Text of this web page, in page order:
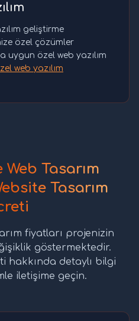
geliştirme
özel çözümler
uygun özel web yazılım
web yazılım
Tasarım
Tasarım
fiyatları projenizin
göstermektedir.
hakkında detaylı bilgi
iletişime geçin.